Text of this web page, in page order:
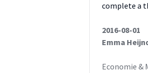
complete a
2016-08-01
Emma
Economie &